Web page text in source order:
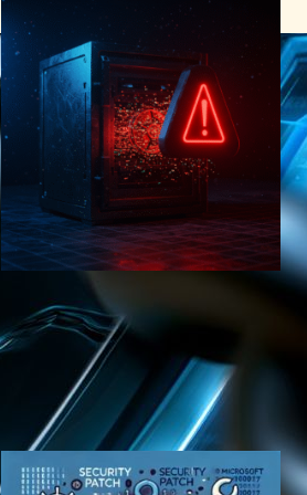
Commvault脆弱性CVE-
2025-34028：最大深刻度の
RCE脆弱性がCISA KEVに追
加、緊急対応が必要
サイバーセキュリティニュース
2025年5月6日12:23